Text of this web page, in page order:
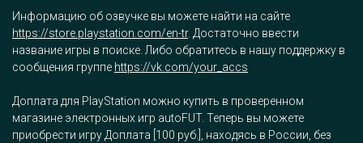
Информацию об озвучке вы можете найти на сайте
https://store.playstation.com/en-tr. Достаточно ввести
название игры в поиске. Либо обратитесь в нашу поддержку в
сообщения группе https://vk.com/your_accs
Доплата для PlayStation можно купить в проверенном
магазине электронных игр autoFUT. Теперь вы можете
приобрести игру Доплата [100 руб.], находясь в России, без